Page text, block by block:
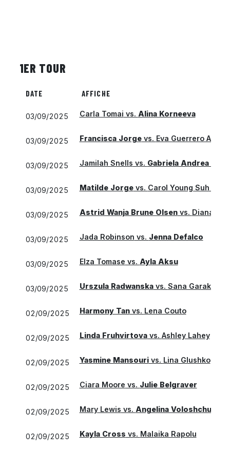
1ER TOUR
DATE AFFICHE
03/09/2025 Carla Tomai vs. Alina Korneeva
03/09/2025 Francisca Jorgevs. Eva Guerrero
03/09/2025 Jamilah Snells vs. Gabriela Andrea
03/09/2025 Matilde Jorgevs. Carol Young Suh Lee
03/09/2025 Astrid Wanja Brune Olsenvs. Diana
03/09/2025 Jada Robinson vs. Jenna Defalco
03/09/2025 Elza Tomase vs. Ayla Aksu
03/09/2025 Urszula Radwanskavs. Sana Garakani
02/09/2025 Harmony Tanvs. Lena Couto
02/09/2025 Linda Fruhvirtovavs. Ashley Lahey
02/09/2025 Yasmine Mansourivs. Lina Glushko
02/09/2025 Ciara Moore vs. Julie Belgraver
02/09/2025 Mary Lewis vs. Angelina Voloshchuk
02/09/2025 Kayla Cross vs. Malaika Rapolu